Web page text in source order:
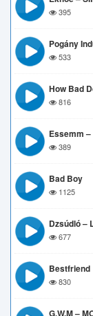
395
Pogány
533
How Bad
816
Essemm
389
Bad Boy
1125
Dzsúdló –
677
Bestfriend
830
G.W.M –